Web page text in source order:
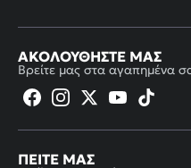
ΑΚΟΛΟΥΘΉΣΤΕ ΜΑΣ
Βρείτε μας στα αγαπημένα
ΠΕΊΤΕ ΜΑΣ